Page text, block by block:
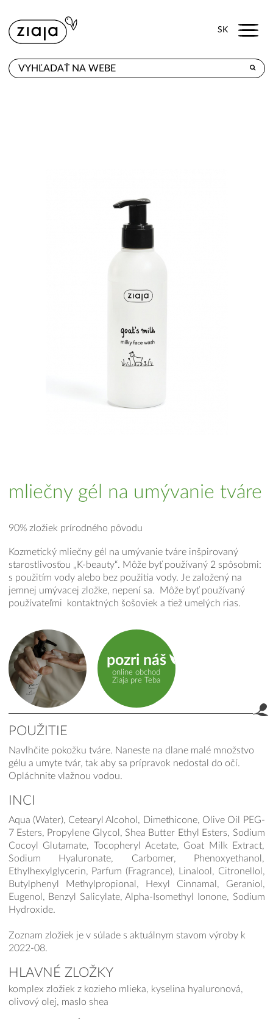
SK Menu
mliečny gél na umývanie tváre
90% zložiek prírodného pôvodu
Kozmetický mliečny gél na umývanie tváre inšpirovaný
starostlivosťou „K-beauty“. Môže byť používaný 2 spôsobmi:
s použitím vody alebo bez použitia vody. Je založený na
jemnej umývacej zložke, nepení sa. Môže byť používaný
používateľmi kontaktných šošoviek a tiež umelých rias.
Použitie
pozri náš
online obchod
Ziaja pre Teba
POUŽITIE
Navlhčite pokožku tváre. Naneste na dlane malé množstvo
gélu a umyte tvár, tak aby sa prípravok nedostal do očí.
Opláchnite vlažnou vodou.
INCI
Aqua (Water), Cetearyl Alcohol, Dimethicone, Olive Oil PEG-
7 Esters, Propylene Glycol, Shea Butter Ethyl Esters, Sodium
Cocoyl Glutamate, Tocopheryl Acetate, Goat Milk Extract,
Sodium Hyaluronate, Carbomer, Phenoxyethanol,
Ethylhexylglycerin, Parfum (Fragrance), Linalool, Citronellol,
Butylphenyl Methylpropional, Hexyl Cinnamal, Geraniol,
Eugenol, Benzyl Salicylate, Alpha-Isomethyl Ionone, Sodium
Hydroxide.
Zoznam zložiek je v súlade s aktuálnym stavom výroby k
2022-08.
HLAVNÉ ZLOŽKY
komplex zložiek z kozieho mlieka, kyselina hyaluronová,
olivový olej, maslo shea